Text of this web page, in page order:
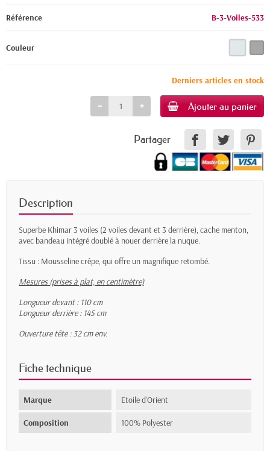
Référence B-3-Voiles-533
Couleur
Derniers articles en stock
Ajouter au panier
Partager
Description
Superbe Khimar 3 voiles (2 voiles devant et 3 derrière), cache menton,
avec bandeau intégré doublé à nouer derrière la nuque.
Tissu : Mousseline crêpe, qui offre un magnifique retombé.
Mesures (prises à plat, en centimètre)
Longueur devant : 110 cm
Longueur derrière : 145 cm
Ouverture tête : 32 cm env.
Fiche technique
Marque Etoile d'Orient
Composition 100% Polyester